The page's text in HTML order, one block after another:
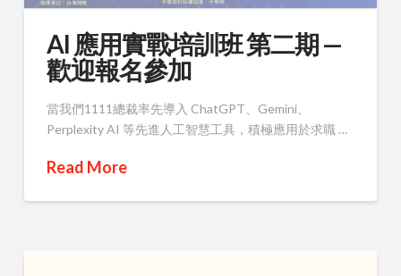
AI 應用實戰培訓班 第二期 —
歡迎報名參加
當我們1111總裁率先導入 ChatGPT、Gemini、
Perplexity AI 等先進人工智慧工具，積極應用於求職 …
Read More